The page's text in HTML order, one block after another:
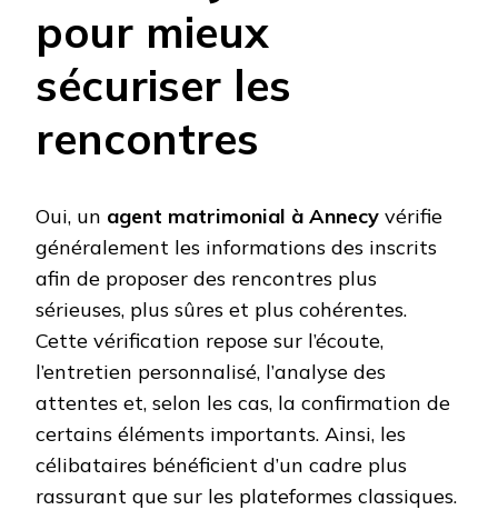
pour mieux
sécuriser les
rencontres
Oui, un agent matrimonial à Annecy vérifie
généralement les informations des inscrits
afin de proposer des rencontres plus
sérieuses, plus sûres et plus cohérentes.
Cette vérification repose sur l’écoute,
l’entretien personnalisé, l’analyse des
attentes et, selon les cas, la confirmation de
certains éléments importants. Ainsi, les
célibataires bénéficient d’un cadre plus
rassurant que sur les plateformes classiques.